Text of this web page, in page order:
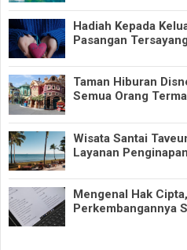
Hadiah Kepada
Pasangan
Taman Hiburan
Semua Orang
Wisata Santai
Layanan
Mengenal Hak
Perkembangannya